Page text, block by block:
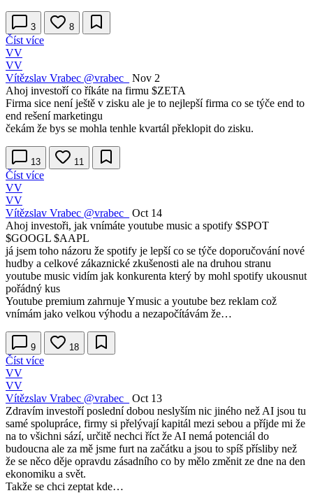
3 8
Číst více
VV
VV
Vítězslav Vrabec @vrabec_
Nov 2
Ahoj investoří co říkáte na firmu $ZETA
Firma sice není ještě v zisku ale je to nejlepší firma co se týče end to
end rešení marketingu
čekám že bys se mohla tenhle kvartál překlopit do zisku.
13 11
Číst více
VV
VV
Vítězslav Vrabec @vrabec_
Oct 14
Ahoj investoři, jak vnímáte youtube music a spotify $SPOT
$GOOGL $AAPL
já jsem toho názoru že spotify je lepší co se týče doporučování nové
hudby a celkové zákaznické zkušenosti ale na druhou stranu
youtube music vidím jak konkurenta který by mohl spotify ukousnut
pořádný kus
Youtube premium zahrnuje Ymusic a youtube bez reklam což
vnímám jako velkou výhodu a nezapočítávám že…
9 18
Číst více
VV
VV
Vítězslav Vrabec @vrabec_
Oct 13
Zdravím investoří poslední dobou neslyším nic jiného než AI jsou tu
samé spolupráce, firmy si přelývají kapitál mezi sebou a příjde mi že
na to všichni sází, určitě nechci říct že AI nemá potenciál do
budoucna ale za mě jsme furt na začátku a jsou to spíš přísliby než
že se něco děje opravdu zásadního co by mělo změnit ze dne na den
ekonomiku a svět.
Takže se chci zeptat kde…